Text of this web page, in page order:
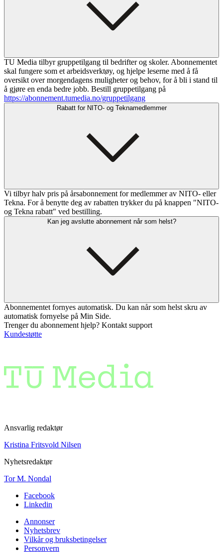
TU Media tilbyr gruppetilgang til bedrifter og skoler. Abonnementet
skal fungere som et arbeidsverktøy, og hjelpe leserne med å få
oversikt over morgendagens muligheter og behov, for å bli i stand til
å gjøre en enda bedre jobb. Bestill gruppetilgang på
https://abonnement.tumedia.no/gruppetilgang
Rabatt for NITO- og Teknamedlemmer
Vi tilbyr halv pris på årsabonnement for medlemmer av NITO- eller
Tekna. For å benytte deg av rabatten trykker du på knappen "NITO-
og Tekna rabatt" ved bestilling.
Kan jeg avslutte abonnement når som helst?
Abonnementet fornyes automatisk. Du kan når som helst skru av
automatisk fornyelse på Min Side.
Trenger du abonnement hjelp? Kontakt support
Kundestøtte
Ansvarlig redaktør
Kristina Fritsvold Nilsen
Nyhetsredaktør
Tor M. Nondal
Facebook
Linkedin
Annonser
Nyhetsbrev
Vilkår og bruksbetingelser
Personvern